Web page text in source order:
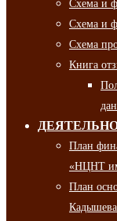
Схема и
Схема и
Схема
Книга
План
«НЦНТ
План